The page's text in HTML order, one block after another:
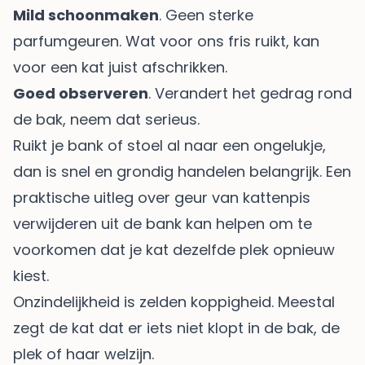
Mild schoonmaken. Geen sterke
parfumgeuren. Wat voor ons fris ruikt, kan
voor een kat juist afschrikken.
Goed observeren. Verandert het gedrag rond
de bak, neem dat serieus.
Ruikt je bank of stoel al naar een ongelukje,
dan is snel en grondig handelen belangrijk. Een
praktische uitleg over geur van kattenpis
verwijderen uit de bank kan helpen om te
voorkomen dat je kat dezelfde plek opnieuw
kiest.
Onzindelijkheid is zelden koppigheid. Meestal
zegt de kat dat er iets niet klopt in de bak, de
plek of haar welzijn.